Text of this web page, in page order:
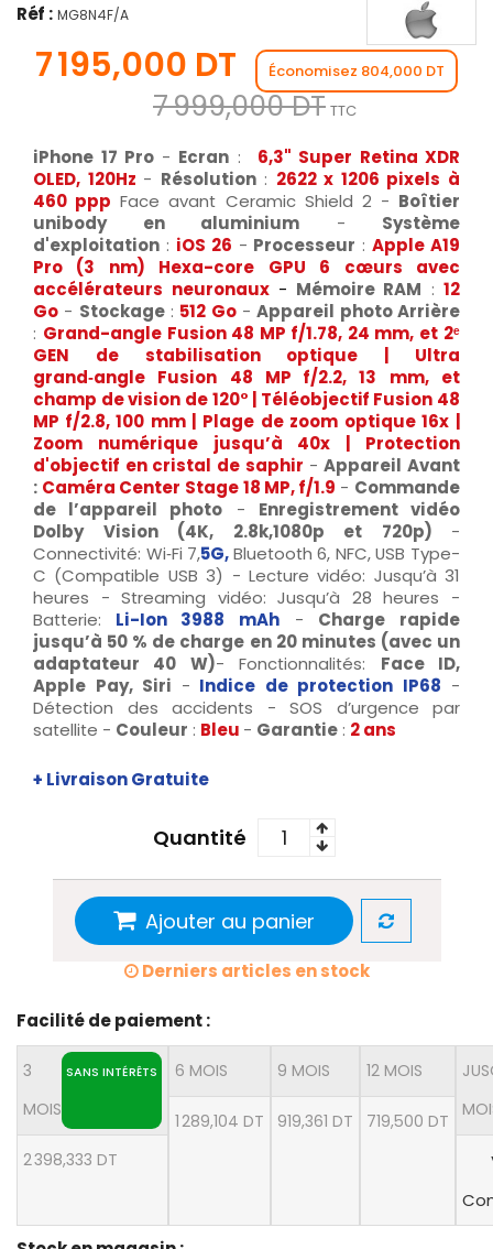
Réf : MG8N4F/A
7 195,000 DT Économisez 804,000 DT
7 999,000 DT TTC
iPhone 17 Pro - Ecran :
6,3" Super Retina XDR
OLED, 120Hz - Résolution: 2622 x 1206 pixels à
460 ppp Face avant Ceramic Shield 2 - Boîtier
unibody en aluminium - Système
d'exploitation : iOS 26 - Processeur :Apple A19
Pro (3 nm) Hexa-core
GPU 6 cœurs avec
accélérateurs neuronaux - Mémoire RAM : 12
Go - Stockage: 512 Go-Appareil photo Arrière
: Grand-angle Fusion 48 MP f/1.78, 24 mm, et 2ᵉ
GEN de stabilisation optique | Ultra
grand‑angle Fusion 48 MP f/2.2, 13 mm, et
champ de vision de 120° | Téléobjectif Fusion 48
MP f/2.8, 100 mm | Plage de zoom optique 16x |
Zoom numérique jusqu’à 40x | Protection
d'objectif en cristal de saphir -Appareil Avant
: Caméra Center Stage 18 MP, f/1.9 - Commande
de l’appareil photo - Enregistrement vidéo
Dolby Vision (4K, 2.8k,1080p et 720p) -
Connectivité: Wi‑Fi 7,5G,Bluetooth 6, NFC, USB Type-
C (Compatible USB 3) - Lecture vidéo: Jusqu’à 31
heures - Streaming vidéo: Jusqu’à 28 heures -
Batterie: Li-Ion 3988 mAh - Charge rapide
jusqu’à 50 % de charge en 20 minutes (avec un
adaptateur 40 W)- Fonctionnalités: Face ID,
Apple Pay, Siri - Indice de protection IP68 -
Détection des accidents - SOS d’urgence par
satellite - Couleur : Bleu - Garantie : 2 ans
+ Livraison Gratuite
Quantité
Ajouter au panier
Derniers articles en stock
Facilité de paiement :
3
MOIS
SANS INTÉRÊTS
2 398,333 DT
6 MOIS
1 289,104 DT
9 MOIS
919,361 DT
12 MOIS
719,500 DT